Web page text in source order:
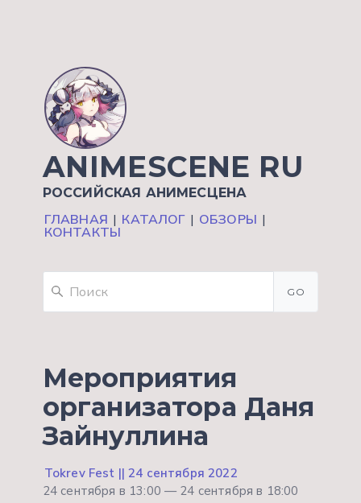
ANIMESCENE RU
РОССИЙСКАЯ АНИМЕСЦЕНА
ГЛАВНАЯ | КАТАЛОГ | ОБЗОРЫ |
КОНТАКТЫ
GO
Мероприятия
организатора Даня
Зайнуллина
Tokrev Fest || 24 сентября 2022
24 сентября в 13:00 — 24 сентября в 18:00